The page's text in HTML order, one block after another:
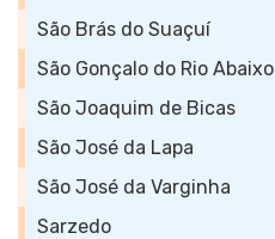
São Brás do Suaçuí
São Gonçalo do Rio Abaixo
São Joaquim de Bicas
São José da Lapa
São José da Varginha
Sarzedo